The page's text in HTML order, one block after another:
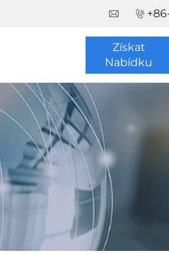
Získat
Nabídku